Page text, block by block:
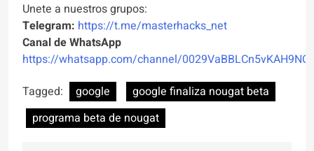
Unete a nuestros grupos:
Telegram: https://t.me/masterhacks_net
Canal de WhatsApp
https://whatsapp.com/channel/
Tagged:
google
google finaliza nougat beta
programa beta de nougat